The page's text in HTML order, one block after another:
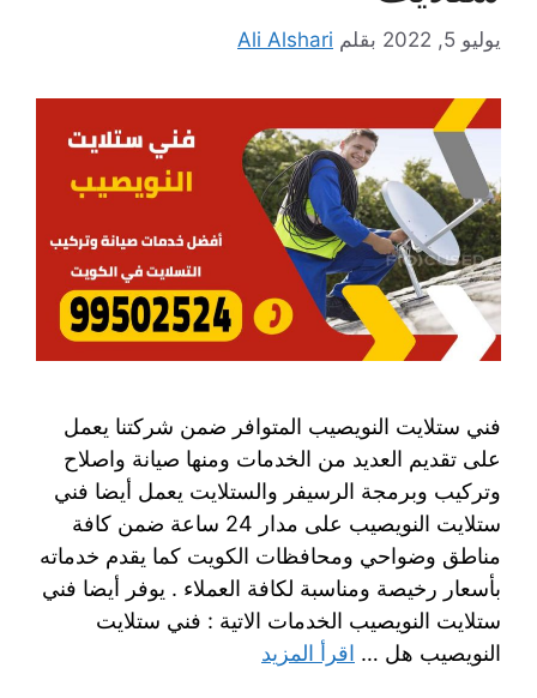
يوليو 5, 2022 بقلم Ali Alshari
فني ستلايت النويصيب المتوافر ضمن شركتنا يعمل
على تقديم العديد من الخدمات ومنها صيانة واصلاح
وتركيب وبرمجة الرسيفر والستلايت يعمل أيضا فني
ستلايت النويصيب على مدار 24 ساعة ضمن كافة
مناطق وضواحي ومحافظات الكويت كما يقدم خدماته
بأسعار رخيصة ومناسبة لكافة العملاء . يوفر أيضا فني
ستلايت النويصيب الخدمات الاتية : فني ستلايت
النويصيب هل … اقرأ المزيد